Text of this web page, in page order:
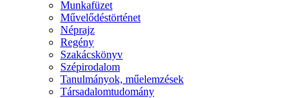
Munkafüzet
Művelődéstörténet
Néprajz
Regény
Szakácskönyv
Szépirodalom
Tanulmányok, műelemzések
Társadalomtudomány